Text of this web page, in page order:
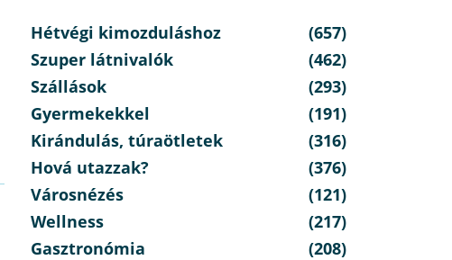
Hétvégi kimozduláshoz
(657)
Szuper látnivalók
(462)
Szállások
(293)
Gyermekekkel
(191)
Kirándulás, túraötletek
(316)
Hová utazzak?
(376)
Városnézés
(121)
Wellness
(217)
Gasztronómia
(208)